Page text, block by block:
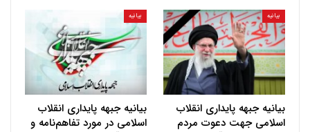
بیانیه
بیانیه جبهه پایداری انقلاب
اسلامی جهت دعوت مردم
بیانیه
بیانیه جبهه پایداری انقلاب
اسلامی در مورد تفاهم‌نامه و